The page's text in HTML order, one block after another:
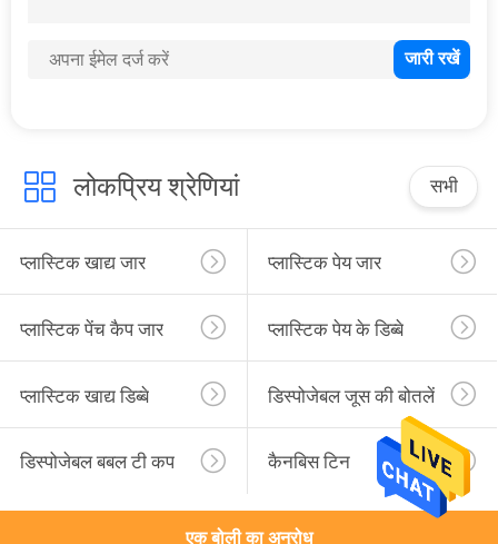
लोकप्रिय श्रेणियां सभी
प्लास्टिक खाद्य जार प्लास्टिक पेय जार
प्लास्टिक पेंच कैप जार प्लास्टिक पेय के डिब्बे
प्लास्टिक खाद्य डिब्बे डिस्पोजेबल जूस की बोतलें
डिस्पोजेबल बबल टी कप कैनबिस टिन
एक बोली का अनुरोध